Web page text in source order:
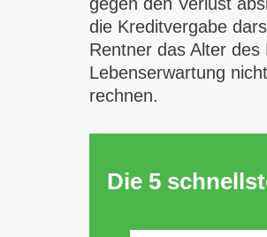
die Kreditvergabe
Rentner das Alter
Lebenserwartung
rechnen.
Die 5